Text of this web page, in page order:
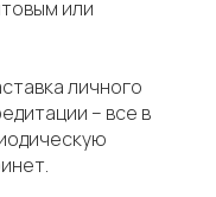
или
личного
– все в